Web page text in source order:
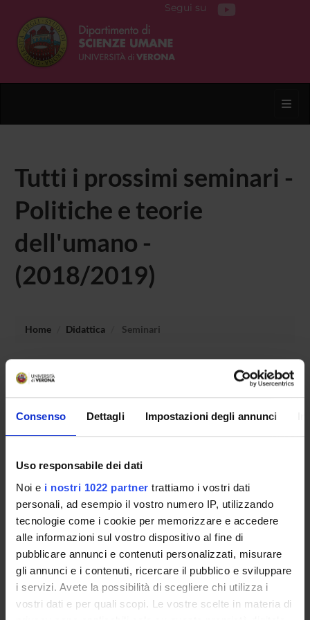
Consenso Dettagli Impostazioni degli annunci
Uso responsabile dei dati
Noi e i nostri 1022 partner trattiamo i vostri dati
personali, ad esempio il vostro numero IP, utilizzando
tecnologie come i cookie per memorizzare e accedere
alle informazioni sul vostro dispositivo al fine di
pubblicare annunci e contenuti personalizzati, misurare
gli annunci e i contenuti, ricercare il pubblico e sviluppare
i servizi. Avete la possibilità di scegliere chi utilizza i
vostri dati e per quali scopi. Le vostre scelte in materia di
Segui su
Tutti i prossimi seminari -
Politiche e teorie
dell'umano -
(2018/2019)
Home Didattica Seminari
Non è stato trovato alcun seminario relativo
all'insegnamento Politiche e teorie dell'umano.
DOTTORATI, MASTER E FORMAZIONE SUPERIORE
Contatti
Persone
Luoghi
Calendario